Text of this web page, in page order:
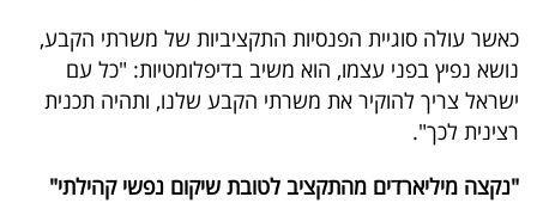
כאשר עולה סוגיית הפנסיות התקציביות של משרתי הקבע,
נושא נפיץ בפני עצמו, הוא משיב בדיפלומטיות: "כל עם
ישראל צריך להוקיר את משרתי הקבע שלנו, ותהיה תכנית
רצינית לכך".
"נקצה מיליארדים מהתקציב לטובת שיקום נפשי קהילתי"